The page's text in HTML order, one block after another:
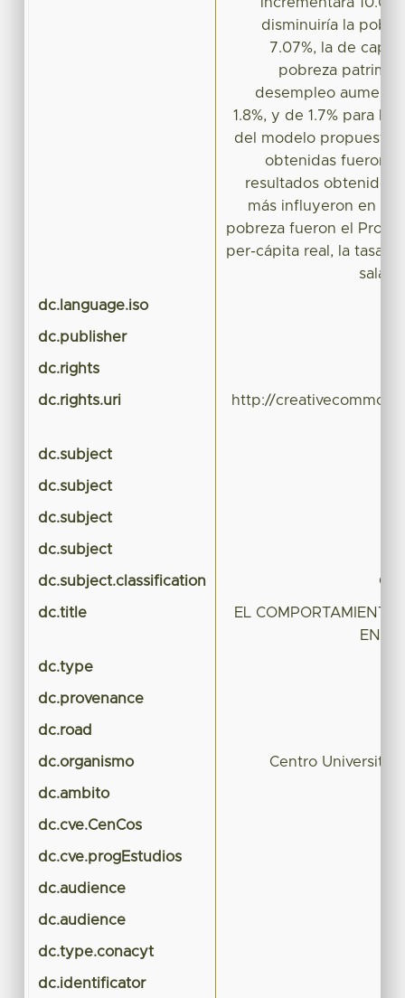
disminuiría la
7.07%, la de
pobreza
desempleo
1.8%, y de 1.7% para
del modelo propuesto.
obtenidas fueron
resultados obtenidos,
más influyeron en la
pobreza fueron el
per-cápita real, la tasa
dc.language.iso
dc.publisher
dc.rights
dc.rights.uri http://
dc.subject
dc.subject
dc.subject
dc.subject
dc.subject.classification
dc.title
EL
EN
dc.type
dc.provenance
dc.road
dc.organismo Centro
dc.ambito
dc.cve.CenCos
dc.cve.progEstudios
dc.audience
dc.audience
dc.type.conacyt
dc.identificator